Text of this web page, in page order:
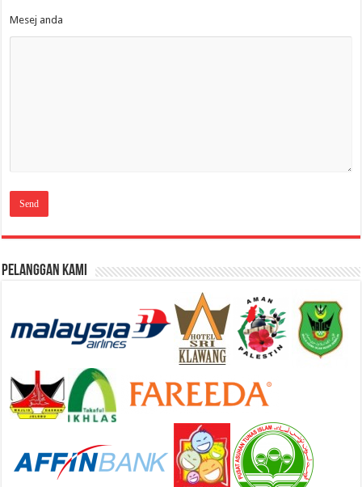
Mesej anda
Pelanggan Kami